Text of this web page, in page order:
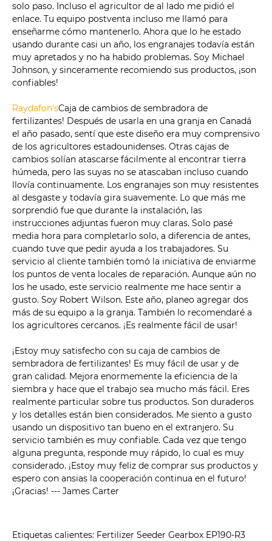
solo paso. Incluso el agricultor de al lado me pidió el
enlace. Tu equipo postventa incluso me llamó para
enseñarme cómo mantenerlo. Ahora que lo he estado
usando durante casi un año, los engranajes todavía están
muy apretados y no ha habido problemas. Soy Michael
Johnson, y sinceramente recomiendo sus productos, ¡son
confiables!
Raydafon'sCaja de cambios de sembradora de
fertilizantes! Después de usarla en una granja en Canadá
el año pasado, sentí que este diseño era muy comprensivo
de los agricultores estadounidenses. Otras cajas de
cambios solían atascarse fácilmente al encontrar tierra
húmeda, pero las suyas no se atascaban incluso cuando
llovía continuamente. Los engranajes son muy resistentes
al desgaste y todavía gira suavemente. Lo que más me
sorprendió fue que durante la instalación, las
instrucciones adjuntas fueron muy claras. Solo pasé
media hora para completarlo solo, a diferencia de antes,
cuando tuve que pedir ayuda a los trabajadores. Su
servicio al cliente también tomó la iniciativa de enviarme
los puntos de venta locales de reparación. Aunque aún no
los he usado, este servicio realmente me hace sentir a
gusto. Soy Robert Wilson. Este año, planeo agregar dos
más de su equipo a la granja. También lo recomendaré a
los agricultores cercanos. ¡Es realmente fácil de usar!
¡Estoy muy satisfecho con su caja de cambios de
sembradora de fertilizantes! Es muy fácil de usar y de
gran calidad. Mejora enormemente la eficiencia de la
siembra y hace que el trabajo sea mucho más fácil. Eres
realmente particular sobre tus productos. Son duraderos
y los detalles están bien considerados. Me siento a gusto
usando un dispositivo tan bueno en el extranjero. Su
servicio también es muy confiable. Cada vez que tengo
alguna pregunta, responde muy rápido, lo cual es muy
considerado. ¡Estoy muy feliz de comprar sus productos y
espero con ansias la cooperación continua en el futuro!
¡Gracias! --- James Carter
Etiquetas calientes: Fertilizer Seeder Gearbox EP190-R3